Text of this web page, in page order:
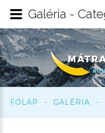
FŐLAP - GALÉRIA -